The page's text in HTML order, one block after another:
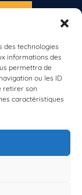
des technologies
informations des
permettra de
ou les ID
retirer son
caractéristiques
Biolit ?